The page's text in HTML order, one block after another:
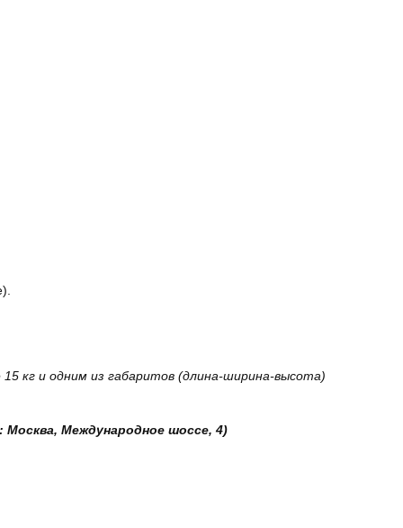
кг и одним из габаритов (длина-ширина-высота)
Москва, Международное шоссе, 4)